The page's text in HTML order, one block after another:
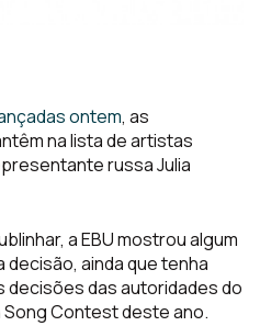
ontem, as
na lista de artistas
russa Julia
a EBU mostrou algum
ainda que tenha
das autoridades do
Contest deste ano.